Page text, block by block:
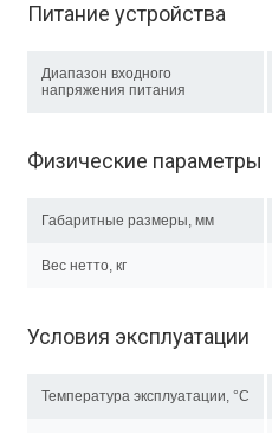
Питание устройства
Диапазон входного
напряжения питания
Физические параметры
Габаритные размеры, мм
Вес нетто, кг
Условия эксплуатации
Температура эксплуатации, °C